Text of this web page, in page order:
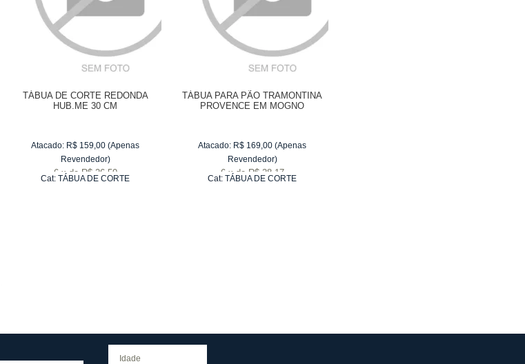
TÁBUA DE CORTE REDONDA
HUB.ME 30 CM
Atacado: R$ 159,00 (Apenas
Revendedor)
6 x de R$ 26,50
Cat:TÁBUA DE CORTE
TÁBUA PARA PÃO TRAMONTINA
PROVENCE EM MOGNO
Atacado: R$ 169,00 (Apenas
Revendedor)
6 x de R$ 28,17
Cat:TÁBUA DE CORTE